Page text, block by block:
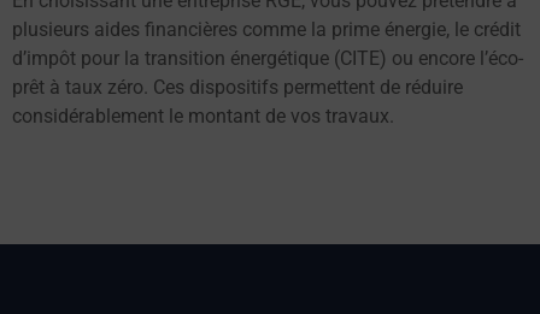
plusieurs aides financières comme la prime énergie, le crédit
d’impôt pour la transition énergétique (CITE) ou encore l’éco-
prêt à taux zéro. Ces dispositifs permettent de réduire
considérablement le montant de vos travaux.